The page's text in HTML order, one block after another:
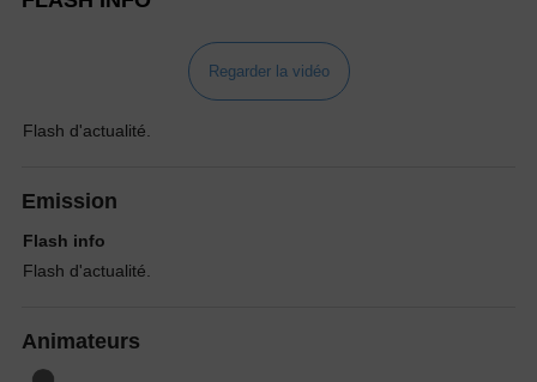
Regarder la vidéo
Flash d'actualité.
Emission
Flash info
Flash d'actualité.
Animateurs